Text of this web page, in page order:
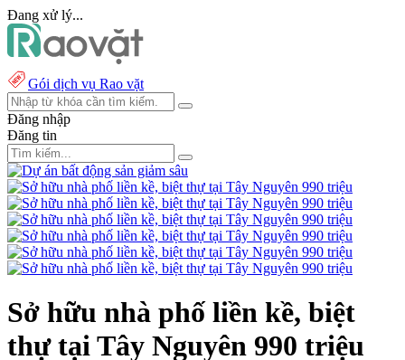
Đang xử lý...
Gói dịch vụ Rao vặt
Đăng nhập
Đăng tin
Sở hữu nhà phố liền kề, biệt
thự tại Tây Nguyên 990 triệu